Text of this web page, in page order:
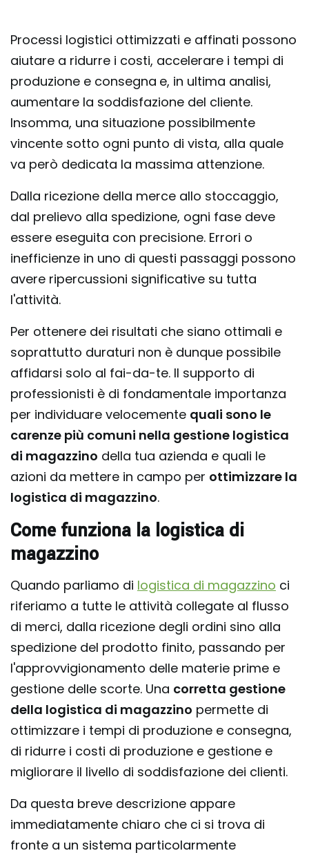
Processi logistici ottimizzati e affinati possono
aiutare a ridurre i costi, accelerare i tempi di
produzione e consegna e, in ultima analisi,
aumentare la soddisfazione del cliente.
Insomma, una situazione possibilmente
vincente sotto ogni punto di vista, alla quale
va però dedicata la massima attenzione.
Dalla ricezione della merce allo stoccaggio,
dal prelievo alla spedizione, ogni fase deve
essere eseguita con precisione. Errori o
inefficienze in uno di questi passaggi possono
avere ripercussioni significative su tutta
l'attività.
Per ottenere dei risultati che siano ottimali e
soprattutto duraturi non è dunque possibile
affidarsi solo al fai-da-te. Il supporto di
professionisti è di fondamentale importanza
per individuare velocemente quali sono le
carenze più comuni nella gestione logistica
di magazzino della tua azienda e quali le
azioni da mettere in campo per ottimizzare la
logistica di magazzino.
Come funziona la logistica di
magazzino
Quando parliamo di logistica di magazzino ci
riferiamo a tutte le attività collegate al flusso
di merci, dalla ricezione degli ordini sino alla
spedizione del prodotto finito, passando per
l'approvvigionamento delle materie prime e
gestione delle scorte. Una corretta gestione
della logistica di magazzino permette di
ottimizzare i tempi di produzione e consegna,
di ridurre i costi di produzione e gestione e
migliorare il livello di soddisfazione dei clienti.
Da questa breve descrizione appare
immediatamente chiaro che ci si trova di
fronte a un sistema particolarmente